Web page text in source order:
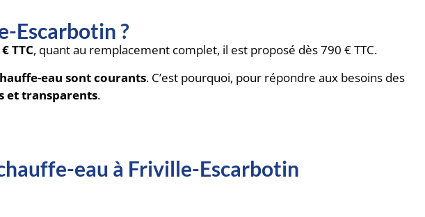
Escarbotin ?
TTC, quant au remplacement complet, il est proposé dès 790 € TTC.
eau sont courants. C’est pourquoi, pour répondre aux besoins des
et transparents.
eau à Friville-Escarbotin